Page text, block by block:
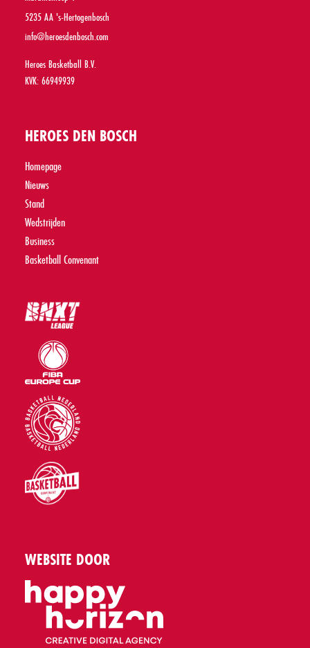
5235 AA 's-Hertogenbosch
info@heroesdenbosch.com
Heroes Basketball B.V.
KVK: 66949939
HEROES DEN BOSCH
Homepage
Nieuws
Stand
Wedstrijden
Business
Basketball Convenant
WEBSITE DOOR